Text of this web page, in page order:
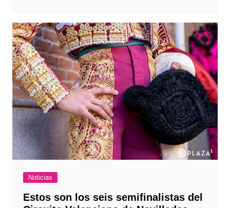
Noticias
Estos son los seis semifinalistas del